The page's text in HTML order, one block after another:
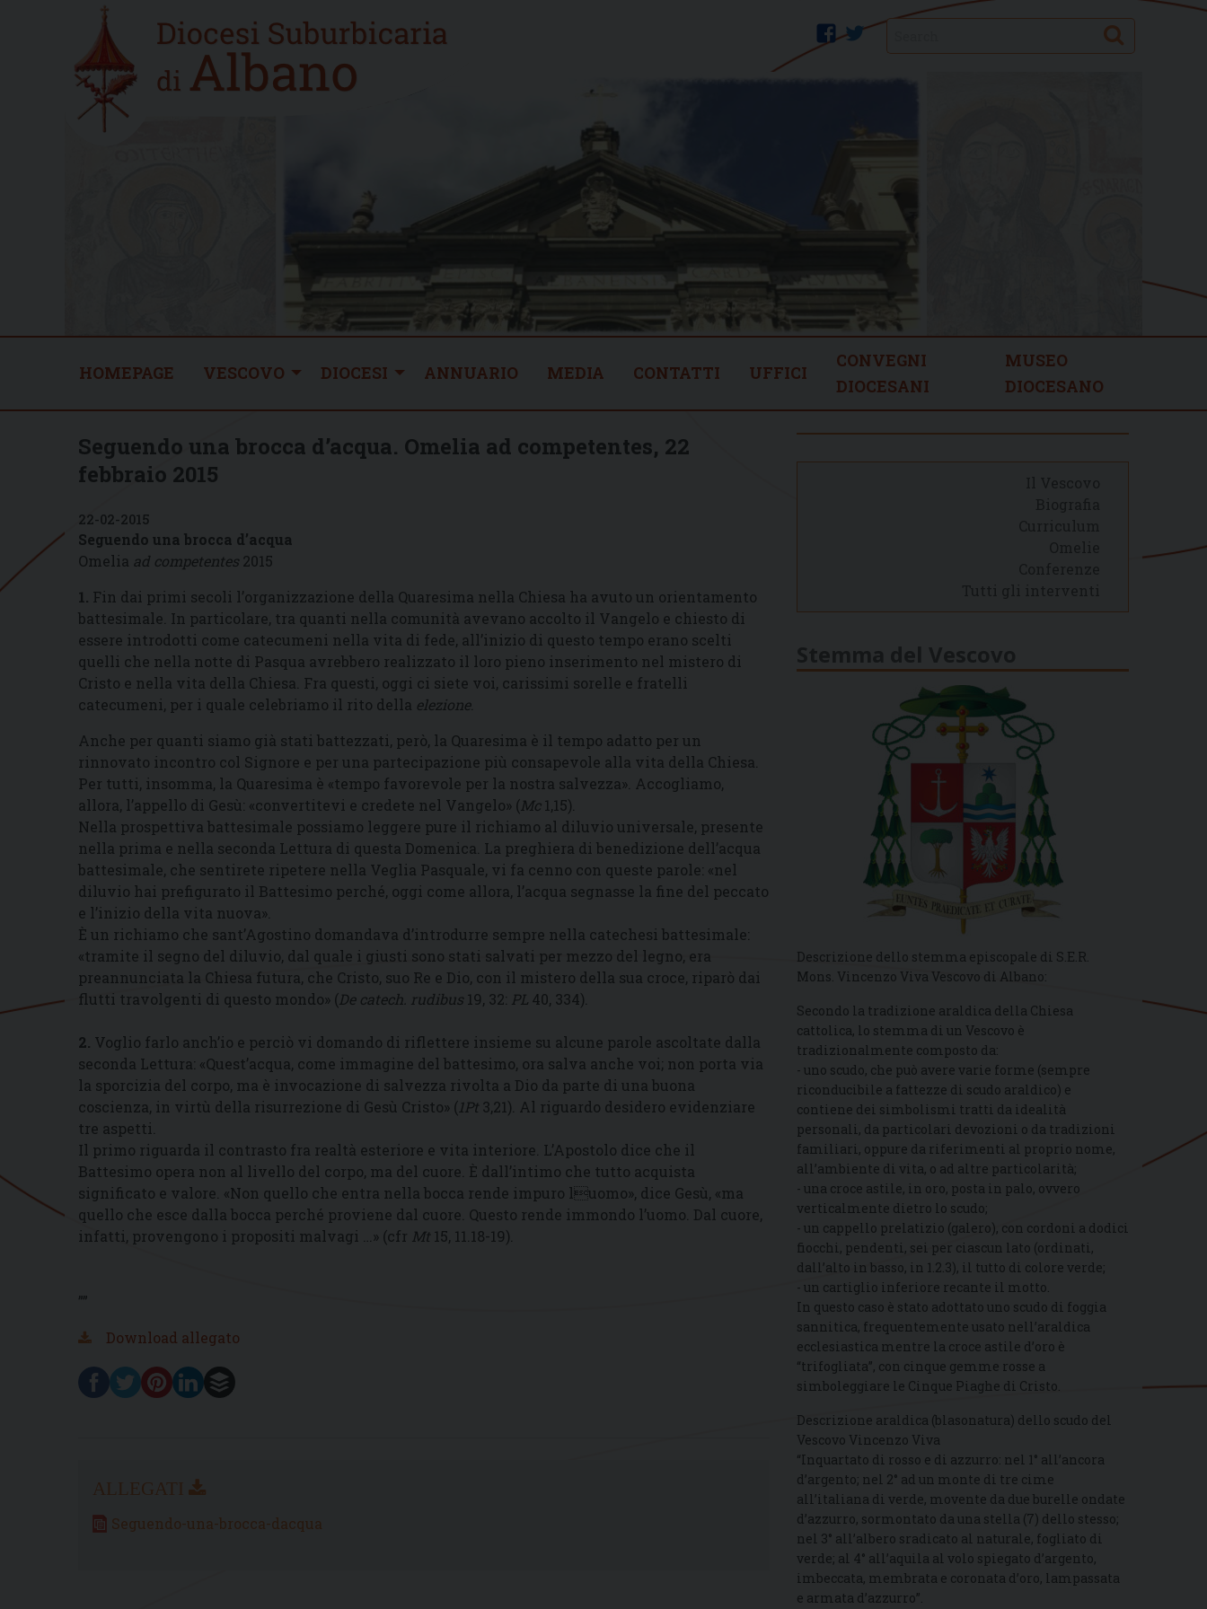
Home
new
twitter
facebook Search
HOMEPAGE VESCOVO DIOCESI ANNUARIO MEDIA CONTATTI UFFICI
CONVEGNI
DIOCESANI
MUSEO
DIOCESANO
Seguendo una brocca d’acqua. Omelia ad competentes, 22
febbraio 2015
22-02-2015
Seguendo una brocca d’acqua
Omelia ad competentes 2015
1. Fin dai primi secoli l’organizzazione della Quaresima nella Chiesa ha avuto un orientamento
battesimale. In particolare, tra quanti nella comunità avevano accolto il Vangelo e chiesto di
essere introdotti come catecumeni nella vita di fede, all’inizio di questo tempo erano scelti
quelli che nella notte di Pasqua avrebbero realizzato il loro pieno inserimento nel mistero di
Cristo e nella vita della Chiesa. Fra questi, oggi ci siete voi, carissimi sorelle e fratelli
catecumeni, per i quale celebriamo il rito della elezione.
Anche per quanti siamo già stati battezzati, però, la Quaresima è il tempo adatto per un
rinnovato incontro col Signore e per una partecipazione più consapevole alla vita della Chiesa.
Per tutti, insomma, la Quaresima è «tempo favorevole per la nostra salvezza». Accogliamo,
allora, l’appello di Gesù: «convertitevi e credete nel Vangelo» (Mc1,15).
Nella prospettiva battesimale possiamo leggere pure il richiamo al diluvio universale, presente
nella prima e nella seconda Lettura di questa Domenica. La preghiera di benedizione dell’acqua
battesimale, che sentirete ripetere nella Veglia Pasquale, vi fa cenno con queste parole: «nel
diluvio hai prefigurato il Battesimo perché, oggi come allora, l’acqua segnasse la fine del peccato
e l’inizio della vita nuova».
È un richiamo che sant’Agostino domandava d’introdurre sempre nella catechesi battesimale:
«tramite il segno del diluvio, dal quale i giusti sono stati salvati per mezzo del legno, era
preannunciata la Chiesa futura, che Cristo, suo Re e Dio, con il mistero della sua croce, riparò dai
flutti travolgenti di questo mondo» (De catech. rudibus 19, 32: PL 40, 334).
2. Voglio farlo anch’io e perciò vi domando di riflettere insieme su alcune parole ascoltate dalla
seconda Lettura: «Quest’acqua, come immagine del battesimo, ora salva anche voi; non porta via
la sporcizia del corpo, ma è invocazione di salvezza rivolta a Dio da parte di una buona
coscienza, in virtù della risurrezione di Gesù Cristo» (1Pt 3,21). Al riguardo desidero evidenziare
tre aspetti.
Il primo riguarda il contrasto fra realtà esteriore e vita interiore. L’Apostolo dice che il
Battesimo opera non al livello del corpo, ma del cuore. È dall’intimo che tutto acquista
significato e valore. «Non quello che entra nella bocca rende impuro luomo», dice Gesù, «ma
quello che esce dalla bocca perché proviene dal cuore. Questo rende immondo l’uomo. Dal cuore,
infatti, provengono i propositi malvagi …» (cfr Mt 15, 11.18-19).
””
Download allegato
Seguendo-una-brocca-dacqua
Descrizione dello stemma episcopale di S.E.R.
Mons. Vincenzo Viva Vescovo di Albano:
Secondo la tradizione araldica della Chiesa
cattolica, lo stemma di un Vescovo è
tradizionalmente composto da:
- uno scudo, che può avere varie forme (sempre
riconducibile a fattezze di scudo araldico) e
contiene dei simbolismi tratti da idealità
personali, da particolari devozioni o da tradizioni
familiari, oppure da riferimenti al proprio nome,
all’ambiente di vita, o ad altre particolarità;
- una croce astile, in oro, posta in palo, ovvero
verticalmente dietro lo scudo;
- un cappello prelatizio (galero), con cordoni a dodici
fiocchi, pendenti, sei per ciascun lato (ordinati,
dall’alto in basso, in 1.2.3), il tutto di colore verde;
- un cartiglio inferiore recante il motto.
In questo caso è stato adottato uno scudo di foggia
sannitica, frequentemente usato nell’araldica
ecclesiastica mentre la croce astile d’oro è
“trifogliata”, con cinque gemme rosse a
simboleggiare le Cinque Piaghe di Cristo.
Descrizione araldica (blasonatura) dello scudo del
Vescovo Vincenzo Viva
“Inquartato di rosso e di azzurro: nel 1° all’ancora
d’argento; nel 2° ad un monte di tre cime
all’italiana di verde, movente da due burelle ondate
d’azzurro, sormontato da una stella (7) dello stesso;
nel 3° all’albero sradicato al naturale, fogliato di
verde; al 4° all’aquila al volo spiegato d’argento,
imbeccata, membrata e coronata d’oro, lampassata
e armata d’azzurro”.